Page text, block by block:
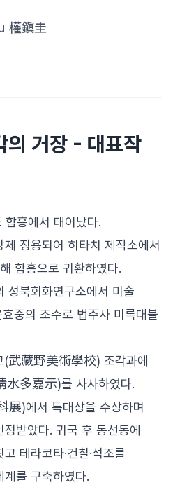
權鎭圭
의 거장 - 대표작
흥에서 태어났다.
징용되어 히타치 제작소에서
함흥으로 귀환하였다.
성북회화연구소에서 미술
중의 조수로 법주사 미륵대불
(武藏野美術學校) 조각과에
水多嘉示)를 사사하였다.
)에서 특대상을 수상하며
받았다. 귀국 후 동선동에
테라코타·건칠·석조를
를 구축하였다.